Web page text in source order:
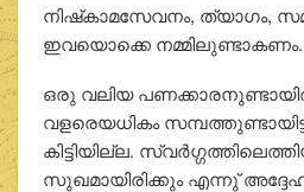
നിഷ്‌കാമസേവനം, ത്യാഗം,
ഇവയൊക്കെ നമ്മിലുണ്ടാകണം.
ഒരു വലിയ
വളരെയധികം
കിട്ടിയില്ല.
സുഖമായിരിക്കും എന്നു്